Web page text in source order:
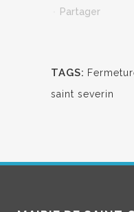
Partager
TAGS:
saint severin